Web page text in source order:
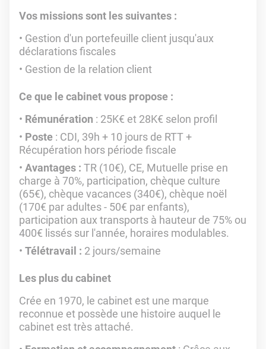
Vos missions sont les suivantes :
Gestion d'un portefeuille client jusqu'aux
déclarations fiscales
Gestion de la relation client
Ce que le cabinet vous propose :
Rémunération : 25K€ et 28K€ selon profil
Poste : CDI, 39h + 10 jours de RTT +
Récupération hors période fiscale
Avantages : TR (10€), CE, Mutuelle prise en
charge à 70%, participation, chèque culture
(65€), chèque vacances (340€), chèque noël
(170€ par adultes - 50€ par enfants),
participation aux transports à hauteur de 75% ou
400€ lissés sur l'année, horaires modulables.
Télétravail : 2 jours/semaine
Les plus du cabinet
Crée en 1970, le cabinet est une marque
reconnue et possède une histoire auquel le
cabinet est très attaché.